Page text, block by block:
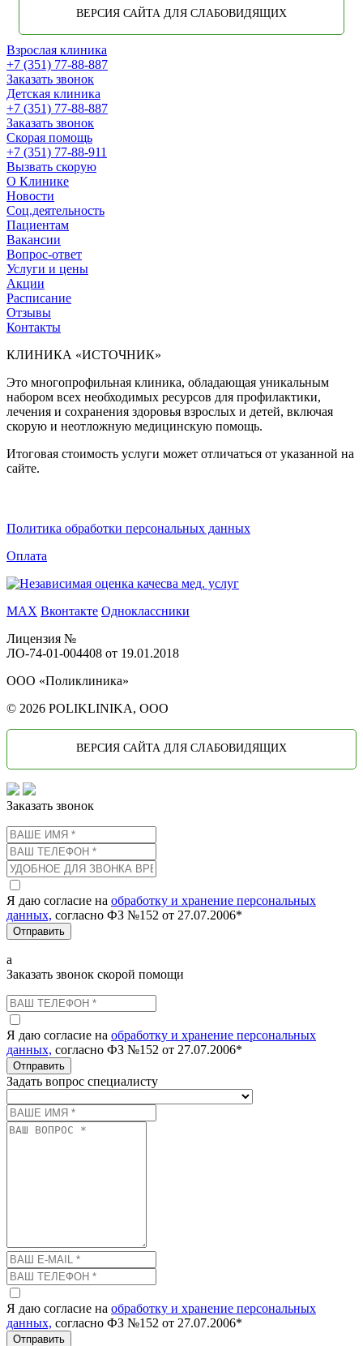
ВЕРСИЯ САЙТА ДЛЯ СЛАБОВИДЯЩИХ
Взрослая клиника
+7 (351) 77-88-887
Заказать звонок
Детская клиника
+7 (351) 77-88-887
Заказать звонок
Скорая помощь
+7 (351) 77-88-911
Вызвать скорую
О Клинике
Новости
Соц.деятельность
Пациентам
Вакансии
Вопрос-ответ
Услуги и цены
Акции
Расписание
Отзывы
Контакты
КЛИНИКА «ИСТОЧНИК»
Это многопрофильная клиника, обладающая уникальным
набором всех необходимых ресурсов для профилактики,
лечения и сохранения здоровья взрослых и детей, включая
скорую и неотложную медицинскую помощь.
Итоговая стоимость услуги может отличаться от указанной на
сайте.
Политика обработки персональных данных
Оплата
MAX Вконтакте Одноклассники
Лицензия №
ЛО-74-01-004408 от 19.01.2018
ООО «Поликлиника»
© 2026 POLIKLINIKA, OOO
ВЕРСИЯ САЙТА ДЛЯ СЛАБОВИДЯЩИХ
Заказать звонок
Я даю согласие на обработку и хранение персональных
данных, согласно ФЗ №152 от 27.07.2006*
Отправить
а
Заказать звонок скорой помощи
Я даю согласие на обработку и хранение персональных
данных, согласно ФЗ №152 от 27.07.2006*
Отправить
Задать вопрос специалисту
Я даю согласие на обработку и хранение персональных
данных, согласно ФЗ №152 от 27.07.2006*
Отправить